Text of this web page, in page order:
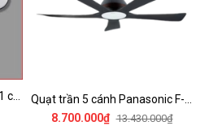
Quạt trần 5 cánh Panasonic F-60DGN có đèn LED và kết nối Wireless
8.700.000₫ 13.430.000₫